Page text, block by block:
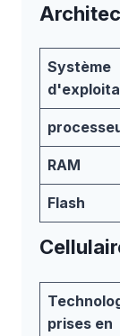
Système
RAM
Flash
prises en